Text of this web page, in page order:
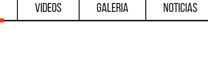
Videos Galeria Noticias
DESTACADOS DESTACADOS